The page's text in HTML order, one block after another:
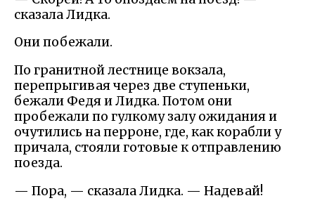
сказала Лидка.
Они побежали.
По гранитной лестнице вокзала,
перепрыгивая через две ступеньки,
бежали Федя и Лидка. Потом они
пробежали по гулкому залу ожидания и
очутились на перроне, где, как корабли у
причала, стояли готовые к отправлению
поезда.
— Пора, — сказала Лидка. — Надевай!